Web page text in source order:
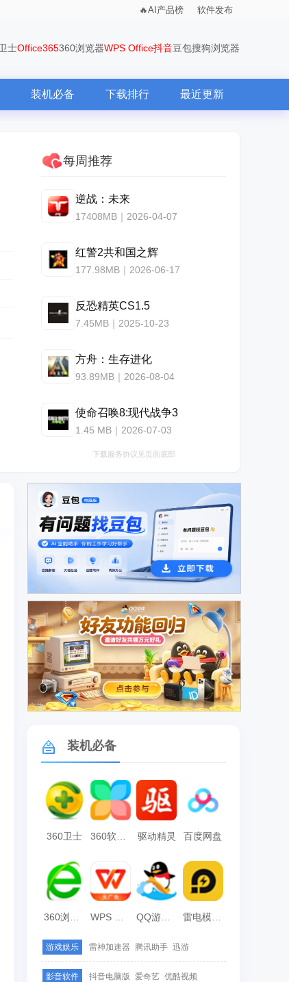
AI产品榜 软件发布
士Office365360浏览器WPS Office抖音豆包搜狗浏览器
装机必备 下载排行 最近更新
每周推荐
逆战：未来
17408MB｜2026-04-07
红警2共和国之辉
177.98MB｜2026-06-17
反恐精英CS1.5
7.45MB｜2025-10-23
方舟：生存进化
93.89MB｜2026-08-04
使命召唤8:现代战争3
1.45 MB｜2026-07-03
下载服务协议见页面底部
广告
广告
装机必备
360卫士 360软件管家 驱动精灵 百度网盘
雷电模拟器
游戏娱乐 雷神加速器 腾讯助手 迅游
影音软件 抖音电脑版 爱奇艺 优酷视频